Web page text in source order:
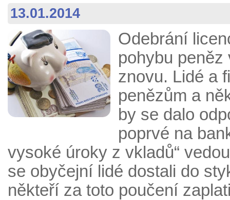
13.01.2014
Odebrání
pohybu peněz
znovu. Lidé a
penězům a
by se dalo
poprvé na
vysoké úroky z vkladů“
se obyčejní lidé dostali do
někteří za toto poučení